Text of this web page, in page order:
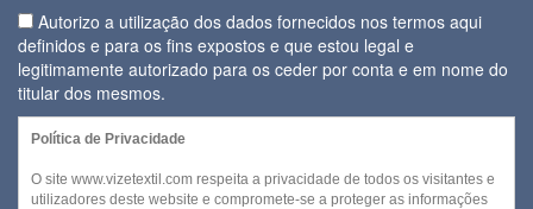
Autorizo a utilização dos dados fornecidos nos termos aqui
definidos e para os fins expostos e que estou legal e
legitimamente autorizado para os ceder por conta e em nome do
titular dos mesmos.
Política de Privacidade
O site www.vizetextil.com respeita a privacidade de todos os visitantes e
utilizadores deste website e compromete-se a proteger as informações